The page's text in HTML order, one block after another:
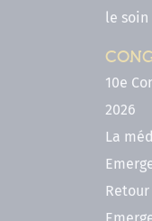
le soin
10e
2026
La